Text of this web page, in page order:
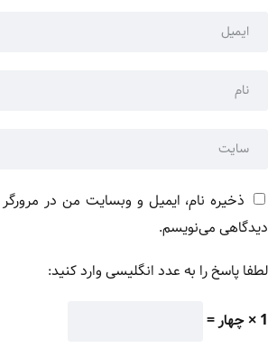
ذخیره نام، ایمیل و وبسایت من در مرورگر
دیدگاهی می‌نویسم.
لطفا پاسخ را به عدد انگلیسی وارد کنید:
1 × چهار =